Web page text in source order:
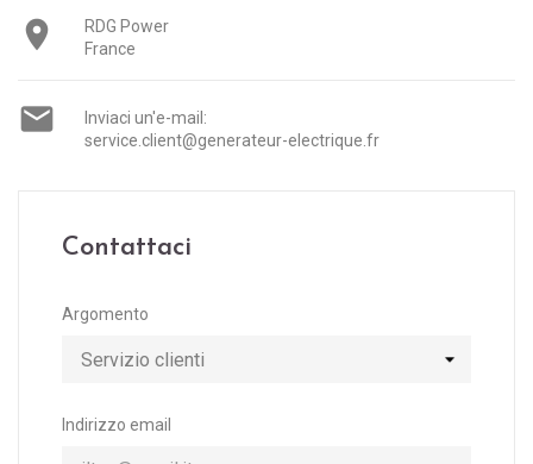

RDG Power
France

Inviaci un'e-mail:
service.client@generateur-electrique.fr
Contattaci
Argomento
Indirizzo email